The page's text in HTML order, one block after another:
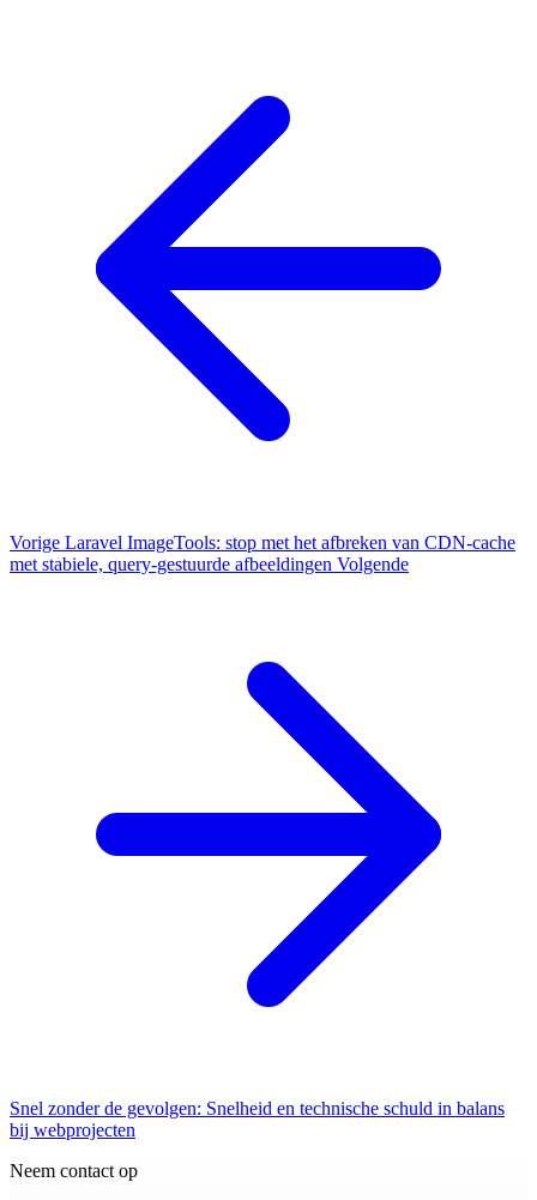
Vorige Laravel ImageTools: stop met het afbreken van CDN-cache
met stabiele, query-gestuurde afbeeldingen Volgende
Snel zonder de gevolgen: Snelheid en technische schuld in balans
bij webprojecten
Neem contact op